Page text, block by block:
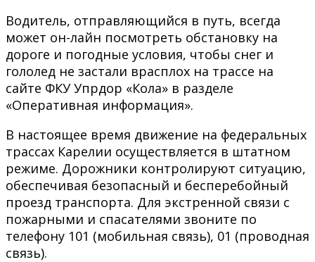
Водитель, отправляющийся в путь, всегда
может он-лайн посмотреть обстановку на
дороге и погодные условия, чтобы снег и
гололед не застали врасплох на трассе на
сайте ФКУ Упрдор «Кола» в разделе
«Оперативная информация».
В настоящее время движение на федеральных
трассах Карелии осуществляется в штатном
режиме. Дорожники контролируют ситуацию,
обеспечивая безопасный и бесперебойный
проезд транспорта. Для экстренной связи с
пожарными и спасателями звоните по
телефону 101 (мобильная связь), 01 (проводная
связь).